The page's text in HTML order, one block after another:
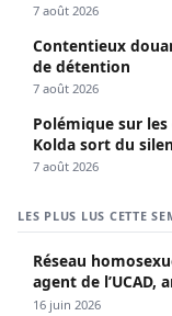
7 août 2026
Contentieux
de détention
7 août 2026
Polémique sur
Kolda sort du
7 août 2026
LES PLUS LUS CETTE
Réseau
agent de l’UCAD,
propagé le VIH
16 juin 2026